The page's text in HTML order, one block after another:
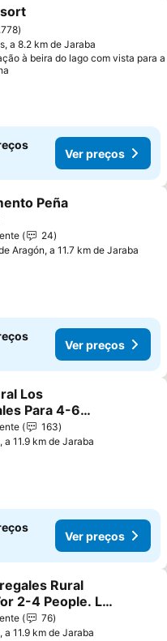
aos favoritos
a 8.2 km de Jaraba
à beira do lago com vista para a
Ver preços
aos favoritos
Peña
24
Aragón, a 11.7 km de Jaraba
Ver preços
aos favoritos
Los
Para 4-6
Apartamento La
163
a 11.9 km de Jaraba
Ver preços
aos favoritos
Rural
2-4 People. La
76
a 11.9 km de Jaraba